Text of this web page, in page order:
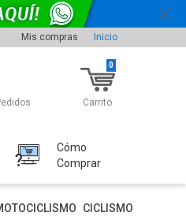
Mis compras Inicio
Carrito
0
Cómo
Comprar
CICLISMO